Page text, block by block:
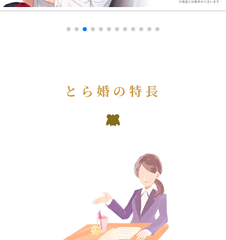
とら婚の特長